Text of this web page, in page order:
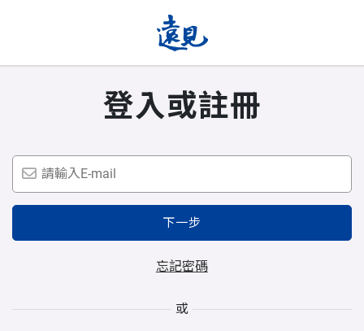
登入或註冊
下一步
忘記密碼
或